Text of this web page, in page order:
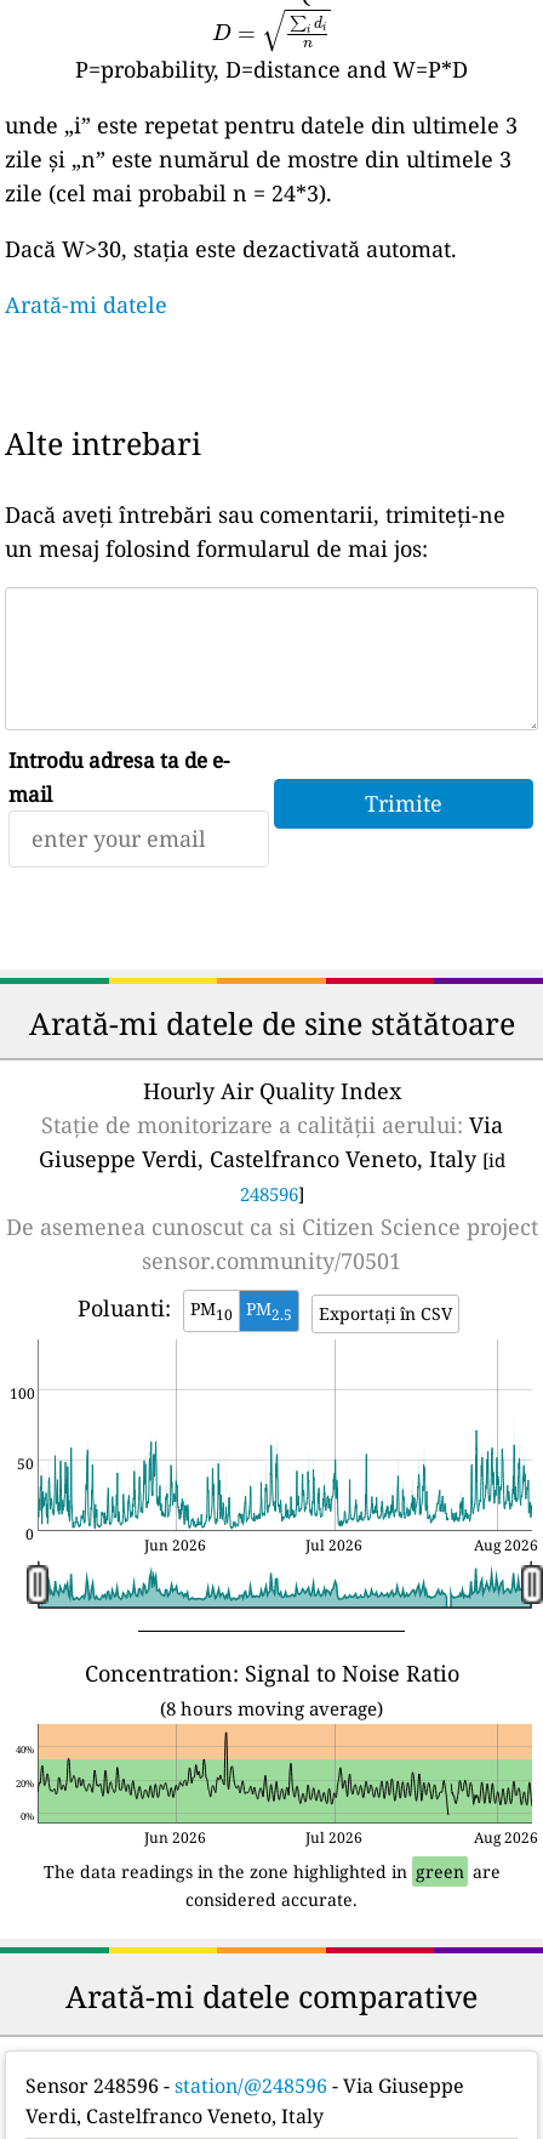
D= din
P=probability, D=distance and W=P*D
unde „i” este repetat pentru datele din ultimele 3
zile și „n” este numărul de mostre din ultimele 3
zile (cel mai probabil n = 24*3).
Dacă W>30, stația este dezactivată automat.
Arată-mi datele
Alte intrebari
Dacă aveți întrebări sau comentarii, trimiteți-ne
un mesaj folosind formularul de mai jos:
Introdu adresa ta de e-
mail
Arată-mi datele de sine stătătoare
Hourly Air Quality Index
Stație de monitorizare a calității aerului: Via
Giuseppe Verdi, Castelfranco Veneto, Italy [id
248596]
De asemenea cunoscut ca siCitizen Science project
sensor.community/70501
Poluanti:
PM10 PM2.5 Exportați în CSV
0
50
100
Jun 2026 Jul 2026 Aug 2026
Concentration: Signal to Noise Ratio
(8 hours moving average)
0%
20%
40%
Jun 2026 Jul 2026 Aug 2026
The data readings in the zone highlighted in green are
considered accurate.
Arată-mi datele comparative
Sensor 248596 -station/@248596 - Via Giuseppe
Verdi, Castelfranco Veneto, Italy